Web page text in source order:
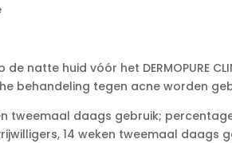
natte huid vóór het DERMOPURE
behandeling tegen acne worden
tweemaal daags gebruik;
14 weken tweemaal daags